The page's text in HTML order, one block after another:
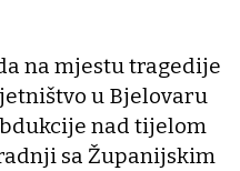
na mjestu tragedije
u Bjelovaru
nad tijelom
sa Županijskim